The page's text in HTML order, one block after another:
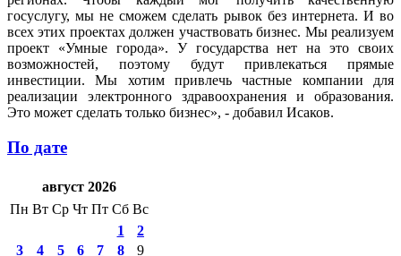
госуслугу, мы не сможем сделать рывок без интернета. И во
всех этих проектах должен участвовать бизнес. Мы реализуем
проект «Умные города». У государства нет на это своих
возможностей, поэтому будут привлекаться прямые
инвестиции. Мы хотим привлечь частные компании для
реализации электронного здравоохранения и образования.
Это может сделать только бизнес», - добавил Исаков.
По дате
август 2026
Пн Вт Ср Чт Пт Сб Вс
1
2
3
4 5 6 7 8
9